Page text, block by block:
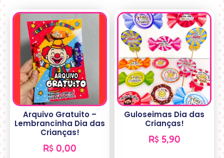
Arquivo Gratuito –
Lembrancinha Dia das
Crianças!
R$ 0,00
Guloseimas Dia das
Crianças!
R$5,90